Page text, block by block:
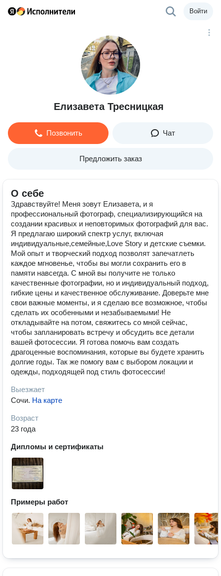
Войти
Елизавета Тресницкая
Позвонить Чат
Предложить заказ
О себе
Здравствуйте! Меня зовут Елизавета, и я
профессиональный фотограф, специализирующийся на
создании красивых и неповторимых фотографий для вас.
Я предлагаю широкий спектр услуг, включая
индивидуальные,семейные,Love Story и детские съемки.
Мой опыт и творческий подход позволят запечатлеть
каждое мгновенье, чтобы вы могли сохранить его в
памяти навсегда. С мной вы получите не только
качественные фотографии, но и индивидуальный подход,
гибкие цены и качественное обслуживание. Доверьте мне
свои важные моменты, и я сделаю все возможное, чтобы
сделать их особенными и незабываемыми! Не
откладывайте на потом, свяжитесь со мной сейчас,
чтобы запланировать встречу и обсудить все детали
вашей фотосессии. Я готова помочь вам создать
драгоценные воспоминания, которые вы будете хранить
долгие годы. Так же помогу вам с выбором локации и
одежды, подходящей под стиль фотосессии!
Выезжает
Сочи. На карте
Возраст
23 года
Дипломы и сертификаты
Примеры работ